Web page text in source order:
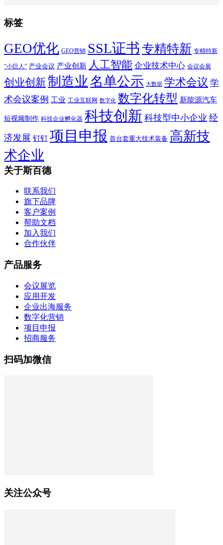
标签
GEO优化 GEO营销 SSL证书 专精特新 专精特新
“小巨人” 产业会议 产业创新 人工智能 企业技术中心 会议会展
创业创新制造业 名单公示 大数据 学术会议 学
术会议案例 工业 工业互联网 数字化 数字化转型 新能源汽车
短视频制作 科技企业孵化器 科技创新 科技型中小企业 经
济发展 钉钉 项目申报 首台套重大技术装备 高新技
术企业
关于斯百德
联系我们
旗下品牌
客户案例
帮助文档
加入我们
合作伙伴
产品服务
会议展览
应用开发
企业出海服务
数字化营销
项目申报
招商服务
扫码加微信
关注公众号